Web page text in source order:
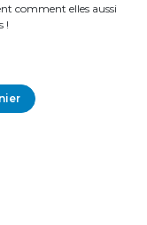
comment elles aussi
!